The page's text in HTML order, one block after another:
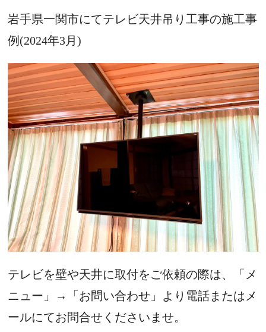
岩手県一関市にてテレビ天井吊り工事の施工事
例(2024年3月)
テレビを壁や天井に取付をご依頼の際は、「メ
ニュー」→「お問い合わせ」より電話またはメ
ールにてお問合せくださいませ。